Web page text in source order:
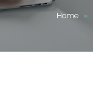
Home »